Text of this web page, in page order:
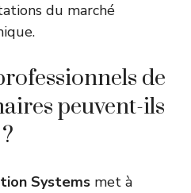
du marché
de
peuvent-ils
Systems met à